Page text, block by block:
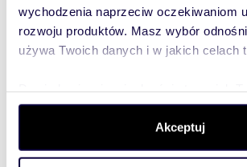
wychodzenia naprzeciw oczekiwaniom
rozwoju produktów. Masz wybór
używa Twoich danych i w jakich celach
dane są przetwarzane oraz ustaw
. W Deklaracji
zmienić lub wycofać swoją zgodę w
Akceptuj